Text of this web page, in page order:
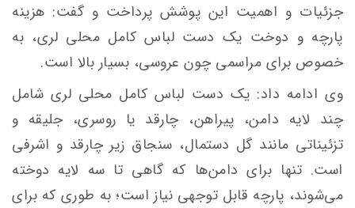
جزئیات و اهمیت این پوشش پرداخت و گفت: هزینه
پارچه و دوخت یک دست لباس کامل محلی لری، به
خصوص برای مراسمی چون عروسی، بسیار بالا است.
وی ادامه داد: یک دست لباس کامل محلی لری شامل
چند لایه دامن، پیراهن، چارقد یا روسری، جلیقه و
تزئیناتی مانند گل دستمال، سنجاق زیر چارقد و اشرفی
است. تنها برای دامن‌ها که گاهی تا سه لایه دوخته
می‌شوند، پارچه قابل توجهی نیاز است؛ به طوری که برای